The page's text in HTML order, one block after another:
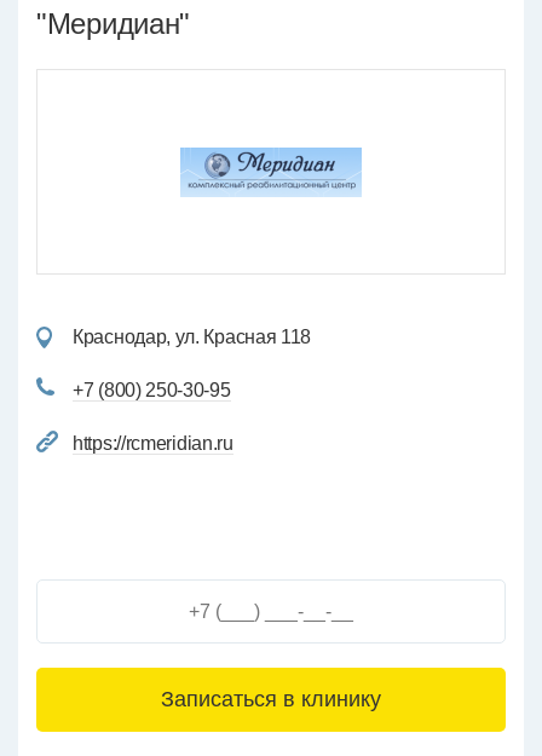
"Меридиан"
Краснодар, ул. Красная 118
+7 (800) 250-30-95
https://rcmeridian.ru
3+6=